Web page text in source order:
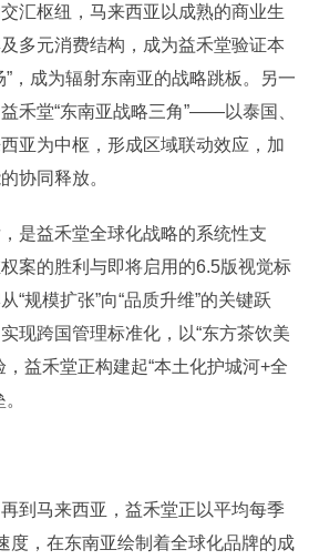
汇枢纽，马来西亚以成熟的商业生
多元消费结构，成为益禾堂验证本
”，成为辐射东南亚的战略跳板。另一
禾堂“东南亚战略三角”——以泰国、
亚为中枢，形成区域联动效应，加
协同释放。
是益禾堂全球化战略的系统性支
案的胜利与即将启用的6.5版视觉标
“规模扩张”向“品质升维”的关键跃
现跨国管理标准化，以“东方茶饮美
，益禾堂正构建起“本土化护城河+全
到马来西亚，益禾堂正以平均每季
度，在东南亚绘制着全球化品牌的成